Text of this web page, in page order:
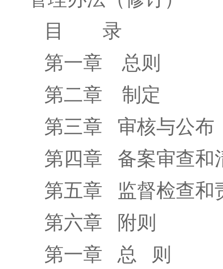
目 录
第一章 总则
第二章 制定
第三章
审核与公布
第四章
备案审查和
第五章
监督检查和
第六章
附则
第一章
总
则